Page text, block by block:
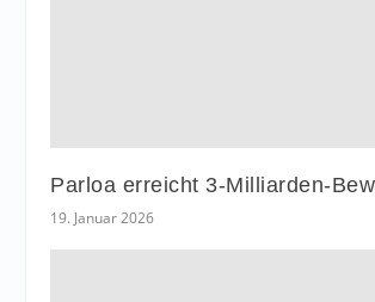
Parloa erreicht 3-Milliarden-
19. Januar 2026